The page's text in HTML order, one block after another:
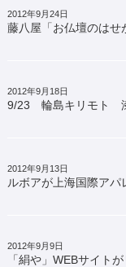
2012年9月24日
藤八屋「お仏壇のはせ
2012年9月18日
9/23 輪島キリモト
2012年9月13日
ルボアが上海国際アパ
2012年9月9日
「絹や」WEBサイト